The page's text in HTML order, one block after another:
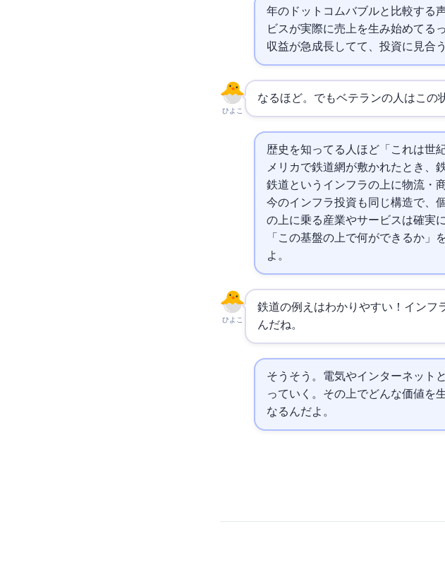
2000年のドットコムバブルと比較す
ビスが実際に売上を生み始めてる
収益が急成長してて、投資に見合
ひよこ
なるほど。でもベテランの人はこの
歴史を知ってる人ほど「これは21世
メリカで鉄道網が敷かれたとき、
鉄道というインフラの上に物流・
今のAIインフラ投資も同じ構造で
の上に乗る産業やサービスは確実
「この基盤の上で何ができるか」
よ。
ひよこ
鉄道の例えはわかりやすい！インフ
んだね。
そうそう。電気やインターネット
っていく。その上でどんな価値を
なるんだよ。